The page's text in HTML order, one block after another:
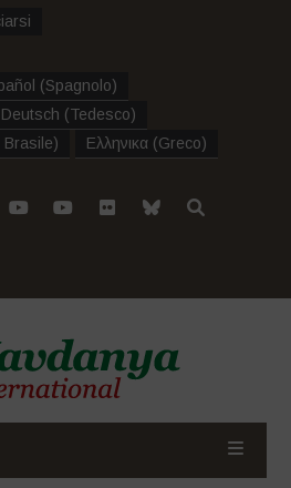
(Spagnolo)
Deutsch (Tedesco)
Brasile) Ελληνικα (Greco)